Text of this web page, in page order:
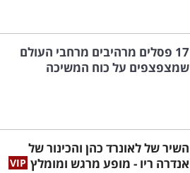
17 פסלים מרהיבים מרחבי העולם
שמצפצפים על כוח המשיכה
השיר של לאונרד כהן והכינור של
אנדרה ריו - מופע מרגש ומומלץ